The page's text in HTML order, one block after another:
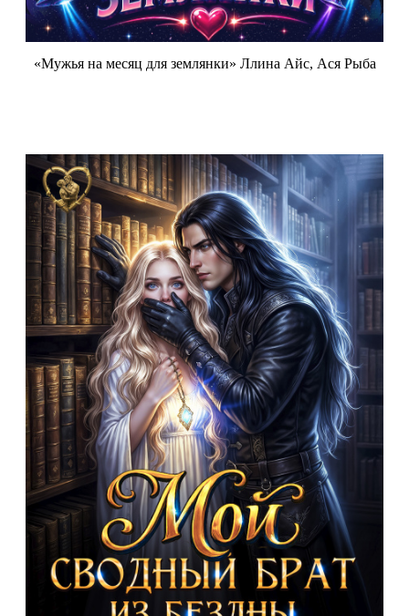
«Мужья на месяц для землянки» Ллина Айс, Ася Рыба